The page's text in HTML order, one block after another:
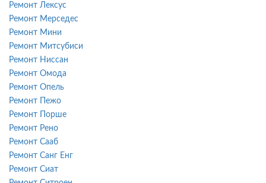
Ремонт Лексус
Ремонт Мерседес
Ремонт Мини
Ремонт Митсубиси
Ремонт Ниссан
Ремонт Омода
Ремонт Опель
Ремонт Пежо
Ремонт Порше
Ремонт Рено
Ремонт Сааб
Ремонт Санг Енг
Ремонт Сиат